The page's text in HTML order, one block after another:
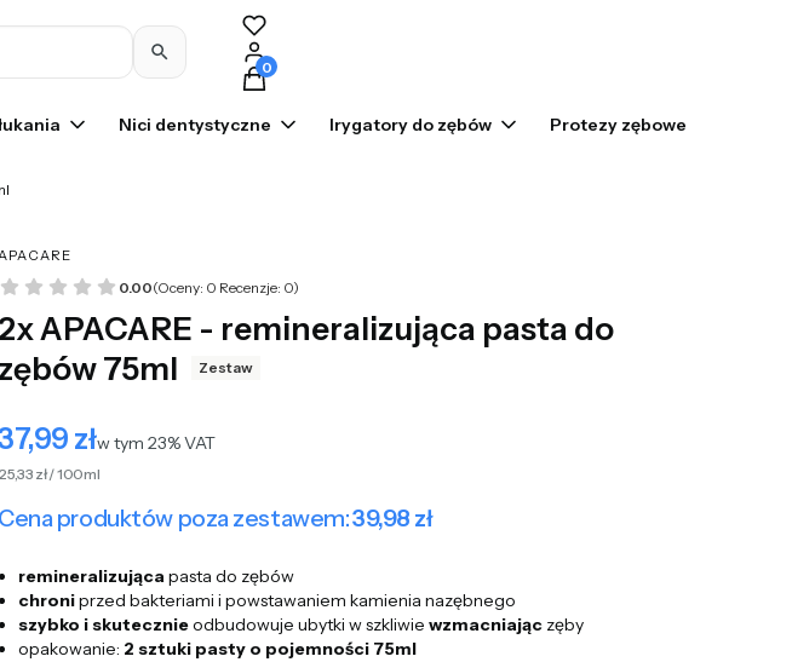
Produkty w koszyku: 0. Zobacz szczegóły
Nici dentystyczne Irygatory do zębów Protezy zębowe
0.00(Oceny: 0 Recenzje: 0)
2x APACARE - remineralizująca pasta do
zębów 75ml
Zestaw
złw tym 23% VAT
w tym 23%VAT
25,33 zł / 100ml
Cena produktów poza zestawem:39,98 zł
remineralizującapasta do zębów
chroniprzed bakteriami i powstawaniem kamienia nazębnego
szybko i skutecznieodbudowuje ubytki w szkliwie wzmacniając zęby
opakowanie: 2 sztuki pasty o pojemności 75ml